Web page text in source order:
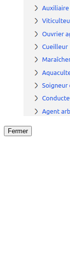
Fermer